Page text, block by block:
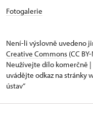
Fotogalerie
Není-li výslovně uvedeno
Creative Commons (CC
Neužívejte dílo komerčně |
uvádějte odkaz na stránky
ústav“